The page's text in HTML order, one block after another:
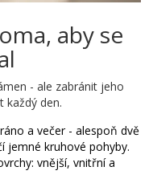
aby se
- ale zabránit jeho
každý den.
a večer - alespoň dvě
jemné kruhové pohyby.
vnější, vnitřní a